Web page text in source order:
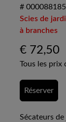
#
Scies de
à branches
€ 72,50
Tous les prix
Réserver
Sécateurs